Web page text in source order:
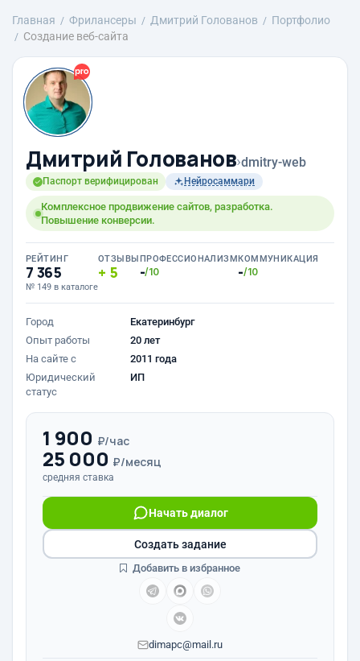
Главная Фрилансеры Дмитрий Голованов
Портфолио
Создание веб-сайта
Дмитрий Голованов›dmitry-web
Паспорт верифицирован Нейросаммари
Комплексное продвижение сайтов, разработка.
Повышение конверсии.
РЕЙТИНГ
7 365
№ 149 в каталоге
ОТЗЫВЫ
5
ПРОФЕССИОНАЛИЗМ
-/10
КОММУНИКАЦИЯ
-/10
Город
Екатеринбург
Опыт работы
20 лет
На сайте с
2011 года
Юридический
статус
ИП
1 900 ₽/час
25 000 ₽/месяц
средняя ставка
Начать диалог
dimapc@mail.ru
Создать задание
Добавить в избранное